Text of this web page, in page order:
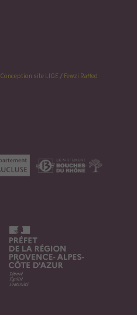
Conception site LIGE/ Fewzi Raffed